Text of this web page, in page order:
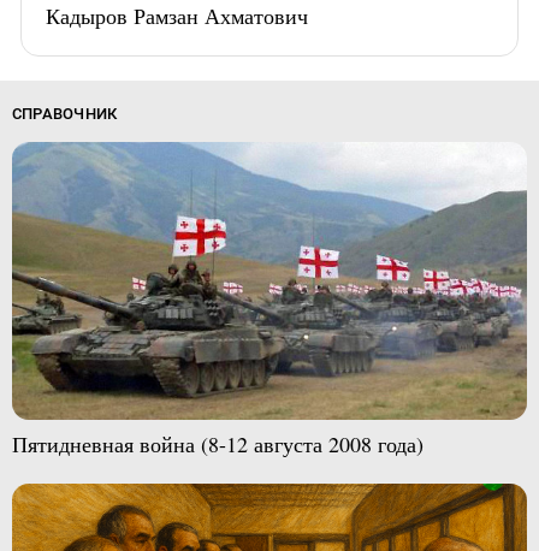
Кадыров Рамзан Ахматович
СПРАВОЧНИК
Пятидневная война (8-12 августа 2008 года)